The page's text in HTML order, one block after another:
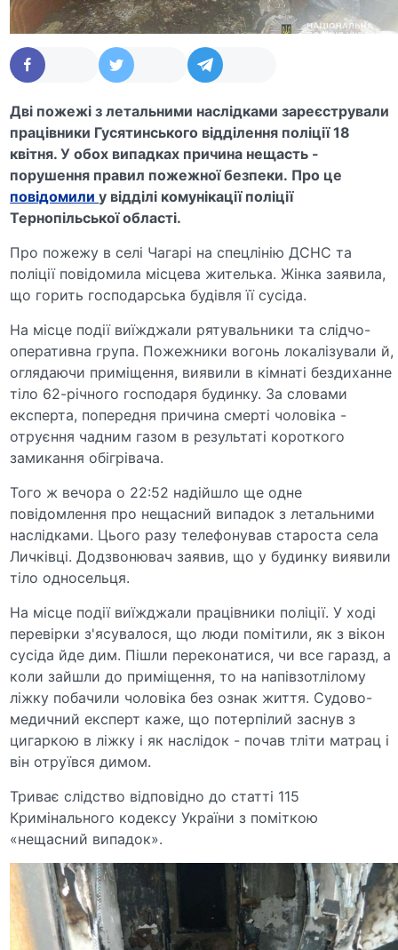
Дві пожежі з летальними наслідками зареєстрували
працівники Гусятинського відділення поліції 18
квітня. У обох випадках причина нещасть -
порушення правил пожежної безпеки. Про це
повідомилиу відділі комунікації поліції
Тернопільської області.
Про пожежу в селі Чагарі на спецлінію ДСНС та
поліції повідомила місцева жителька. Жінка заявила,
що горить господарська будівля її сусіда.
На місце події виїжджали рятувальники та слідчо-
оперативна група. Пожежники вогонь локалізували й,
оглядаючи приміщення, виявили в кімнаті бездиханне
тіло 62-річного господаря будинку. За словами
експерта, попередня причина смерті чоловіка -
отруєння чадним газом в результаті короткого
замикання обігрівача.
Того ж вечора о 22:52 надійшло ще одне
повідомлення про нещасний випадок з летальними
наслідками. Цього разу телефонував староста села
Личківці. Додзвонювач заявив, що у будинку виявили
тіло односельця.
На місце події виїжджали працівники поліції. У ході
перевірки з'ясувалося, що люди помітили, як з вікон
сусіда йде дим. Пішли переконатися, чи все гаразд, а
коли зайшли до приміщення, то на напівзотлілому
ліжку побачили чоловіка без ознак життя. Судово-
медичний експерт каже, що потерпілий заснув з
цигаркою в ліжку і як наслідок - почав тліти матрац і
він отруївся димом.
Триває слідство відповідно до статті 115
Кримінального кодексу України з поміткою
«нещасний випадок».